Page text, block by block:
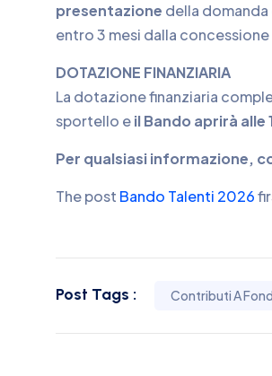
presentazione della
entro 3 mesi dalla
DOTAZIONE FINANZIARIA
La dotazione finanziaria
sportello eil Bando aprirà alle
Per qualsiasi informazione,
The post Bando Talenti 2026
Post Tags : Contributi A